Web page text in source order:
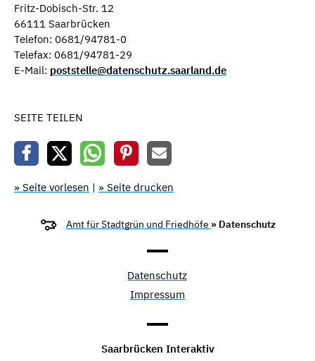
Fritz-Dobisch-Str. 12
66111 Saarbrücken
Telefon: 0681/94781-0
Telefax: 0681/94781-29
E-Mail: poststelle@datenschutz.saarland.de
SEITE TEILEN
» Seite vorlesen | » Seite drucken
Amt für Stadtgrün und Friedhöfe » Datenschutz
Datenschutz
Impressum
Saarbrücken Interaktiv